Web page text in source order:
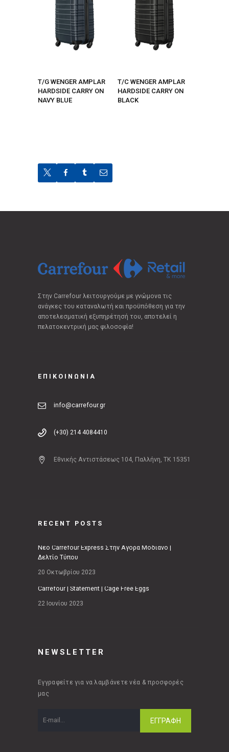
T/G WENGER AMPLAR
HARDSIDE CARRY ON
NAVY BLUE
T/C WENGER AMPLAR
HARDSIDE CARRY ON
BLACK
Στην Carrefour λειτουργούμε με γνώμονα τις
ανάγκες του καταναλωτή και προϋπόθεση για την
αποτελεσματική εξυπηρέτησή του, αποτελεί η
πελατοκεντρική μας φιλοσοφία!
ΕΠΙΚΟΙΝΩΝΙΑ
info@carrefour.gr
(+30) 214 4084410
Εθνικής Αντιστάσεως 104, Παλλήνη, ΤΚ 15351
RECENT POSTS
Νέο Carrefour Express Στην Αγορά Μοδιάνο |
Δελτίο Τύπου
20 Οκτωβρίου 2023
Carrefour | Statement | Cage Free Eggs
22 Ιουνίου 2023
NEWSLETTER
Εγγραφείτε για να λαμβάνετε νέα & προσφορές
μας